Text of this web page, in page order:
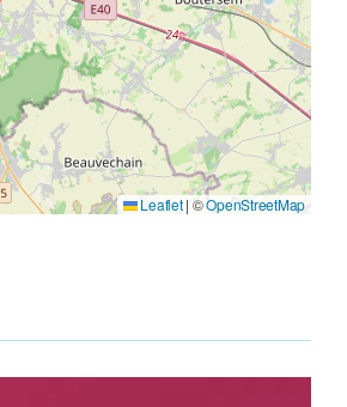
Leaflet| ©OpenStreetMap